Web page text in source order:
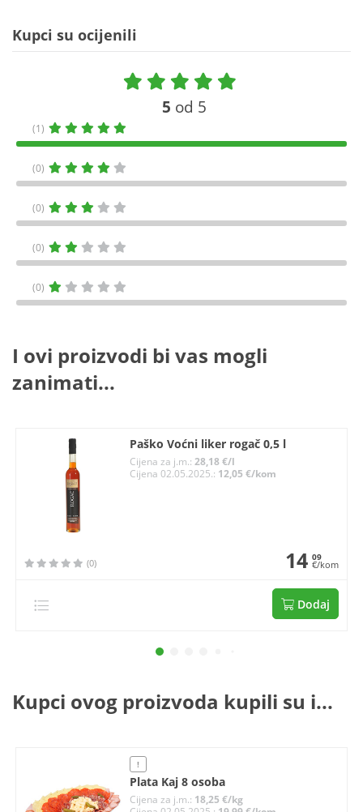
Kupci su ocijenili
5 od 5
(1)
(0)
(0)
(0)
(0)
I ovi proizvodi bi vas mogli
zanimati...
Paško Voćni liker rogač 0,5 l
Cijena za j.m.:28,18 €/l
Cijena 02.05.2025.: 12,05 €/kom
(0) 14 09
€/kom
Dodaj
Kupci ovog proizvoda kupili su i...
!
Plata Kaj 8 osoba
Cijena za j.m.: 18,25 €/kg